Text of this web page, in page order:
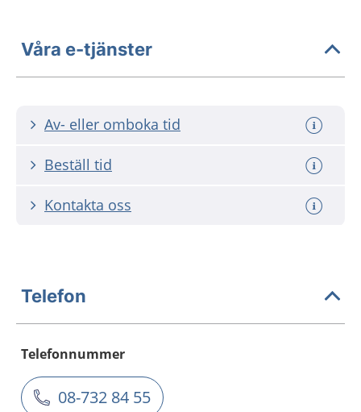
Våra e-tjänster
Av- eller omboka tid
Beställ tid
Kontakta oss
Telefon
Telefonnummer
08-732 84 55